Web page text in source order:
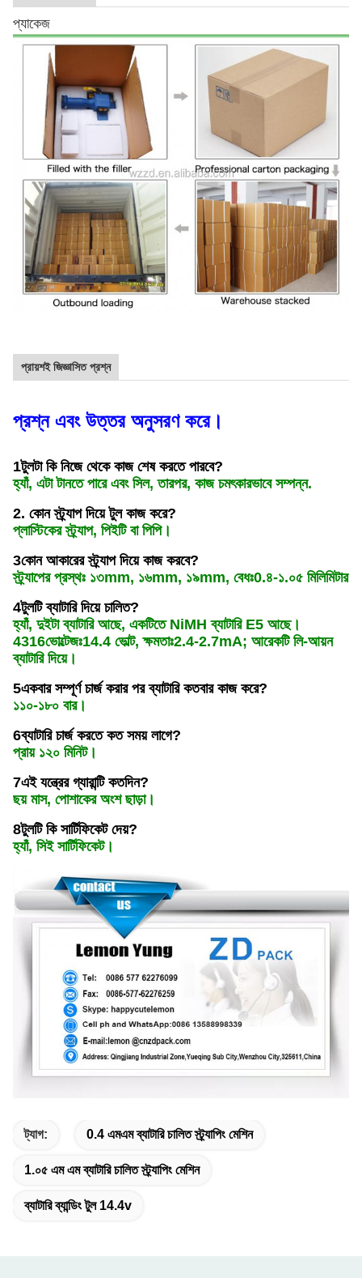
প্যাকেজ
প্রায়শই জিজ্ঞাসিত প্রশ্ন
প্রশ্ন এবং উত্তর অনুসরণ করে।
1টুলটা কি নিজে থেকে কাজ শেষ করতে পারবে?
হ্যাঁ, এটা টানতে পারে এবং সিল, তারপর, কাজ চমৎকারভাবে সম্পন্ন.
2. কোন স্ট্র্যাপ দিয়ে টুল কাজ করে?
প্লাস্টিকের স্ট্র্যাপ, পিইটি বা পিপি।
3কোন আকারের স্ট্র্যাপ দিয়ে কাজ করবে?
স্ট্র্যাপের প্রস্থঃ ১৩mm, ১৬mm, ১৯mm, বেধঃ0.৪-১.০৫ মিলিমিটার
4টুলটি ব্যাটারি দিয়ে চালিত?
হ্যাঁ, দুইটা ব্যাটারি আছে, একটিতে NiMH ব্যাটারি E5 আছে।
4316ভোল্টেজঃ14.4 ভোল্ট, ক্ষমতাঃ2.4-2.7mA; আরেকটি লি-আয়ন
ব্যাটারি দিয়ে।
5একবার সম্পূর্ণ চার্জ করার পর ব্যাটারি কতবার কাজ করে?
১১০-১৮০ বার।
6ব্যাটারি চার্জ করতে কত সময় লাগে?
প্রায় ১২০ মিনিট।
7এই যন্ত্রের গ্যারান্টি কতদিন?
ছয় মাস, পোশাকের অংশ ছাড়া।
8টুলটি কি সার্টিফিকেট দেয়?
হ্যাঁ, সিই সার্টিফিকেট।
ট্যাগ: 0.4 এমএম ব্যাটারি চালিত স্ট্র্যাপিং মেশিন
1.০৫ এম এম ব্যাটারি চালিত স্ট্র্যাপিং মেশিন
ব্যাটারি ব্যান্ডিং টুল 14.4v